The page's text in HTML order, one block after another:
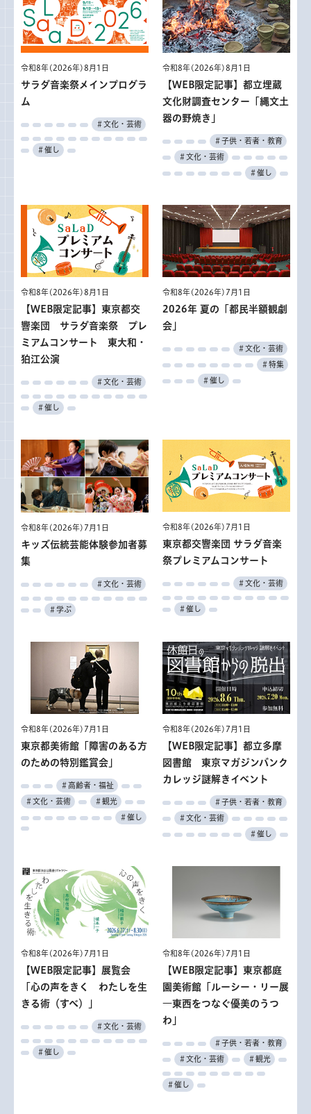
令和8年(2026年)8月1日
サラダ音楽祭メインプログラ
ム
＃文化・芸術
＃催し
令和8年(2026年)8月1日
【WEB限定記事】都立埋蔵
文化財調査センター「縄文土
器の野焼き」
＃子供・若者・教育
＃文化・芸術
＃催し
令和8年(2026年)8月1日
【WEB限定記事】東京都交
響楽団 サラダ音楽祭 プレ
ミアムコンサート 東大和・
狛江公演
＃文化・芸術
＃催し
令和8年(2026年)7月1日
2026年 夏の「都民半額観劇
会」
＃文化・芸術
＃特集
＃催し
令和8年(2026年)7月1日
キッズ伝統芸能体験参加者募
集
＃文化・芸術
＃学ぶ
令和8年(2026年)7月1日
東京都交響楽団 サラダ音楽
祭プレミアムコンサート
＃文化・芸術
＃催し
令和8年(2026年)7月1日
東京都美術館「障害のある方
のための特別鑑賞会」
＃高齢者・福祉
＃文化・芸術 ＃観光
＃催し
令和8年(2026年)7月1日
【WEB限定記事】都立多摩
図書館 東京マガジンバンク
カレッジ謎解きイベント
＃子供・若者・教育
＃文化・芸術
＃催し
令和8年(2026年)7月1日
【WEB限定記事】展覧会
「心の声をきく わたしを生
きる術（すべ）」
＃文化・芸術
＃催し
令和8年(2026年)7月1日
【WEB限定記事】東京都庭
園美術館「ルーシー・リー展
―東西をつなぐ優美のうつ
わ」
＃子供・若者・教育
＃文化・芸術 ＃観光
＃催し